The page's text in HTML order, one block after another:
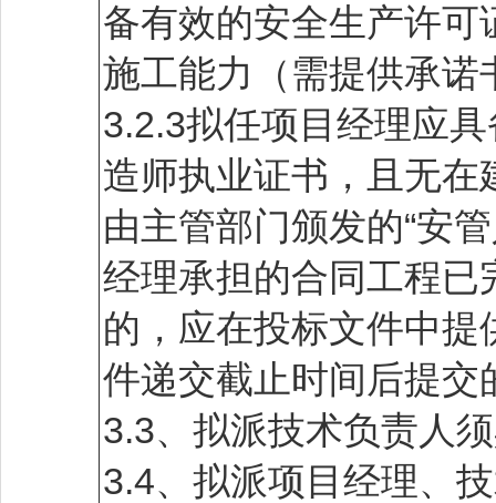
备有效的安全生产许
施工能力（需提供承诺
3.2.3拟任项目经理应
造师执业证书，且无
由主管部门颁发的“安
经理承担的合同工程已
的，应在投标文件中
件递交截止时间后提交
3.3、拟派技术负责人
3.4、拟派项目经理、